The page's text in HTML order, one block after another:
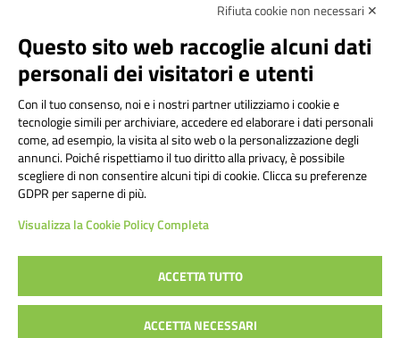
Albo onlinePrivacy Policy
Dichiarazione di accessibilità
Note Legali
Istituto Comprensivo Bricherasio
Via Cesare Bollea n. 3 - 10064 Bricherasio (TO) | P.E.O.:
toic84200d@istruzione.it | P.E.C.:
toic84200d@pec.istruzione.it
Codice Fiscale: 94544620019 | Cod. Meccanografico:
TOIC84200D | Codice IPA: istsc_toic84200d | Codice
Univoco: UFYI9M
Sito web realizzato da AVVALE SPA|Concept & Design by
Designers Italia
Rifiuta cookie non necessari ✕
Questo sito web raccoglie alcuni dati
personali dei visitatori e utenti
Con il tuo consenso, noi e i nostri partner utilizziamo i cookie e
tecnologie simili per archiviare, accedere ed elaborare i dati personali
come, ad esempio, la visita al sito web o la personalizzazione degli
annunci. Poiché rispettiamo il tuo diritto alla privacy, è possibile
scegliere di non consentire alcuni tipi di cookie. Clicca su preferenze
GDPR per saperne di più.
Visualizza la Cookie Policy Completa
ACCETTA TUTTO
ACCETTA NECESSARI